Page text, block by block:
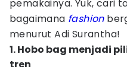
pemakainya. Yuk, cari
bagaimana fashion
menurut Adi Surantha!
1. Hobo bag menjadi